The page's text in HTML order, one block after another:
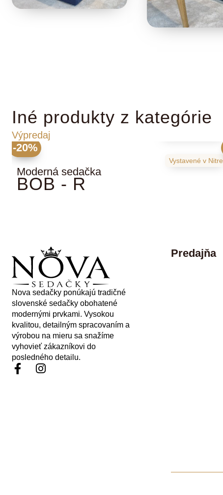
Iné produkty z kategórie
Výpredaj
-20%
Vystavené v Nitre
Moderná sedačka
BOB - R
Nova sedačky ponúkajú tradičné
slovenské sedačky obohatené
modernými prvkami. Vysokou
kvalitou, detailným spracovaním a
výrobou na mieru sa snažíme
vyhovieť zákazníkovi do
posledného detailu.
Predajňa